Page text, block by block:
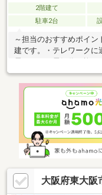
2階建て
駐車2台
～担当のおすすめポイ
建です。・テレワークに
㎡ ※公簿▼建物面積：
２Ｆ５２．８７㎡▼２
員４．０ｍ 間口約８.
大阪府東大阪